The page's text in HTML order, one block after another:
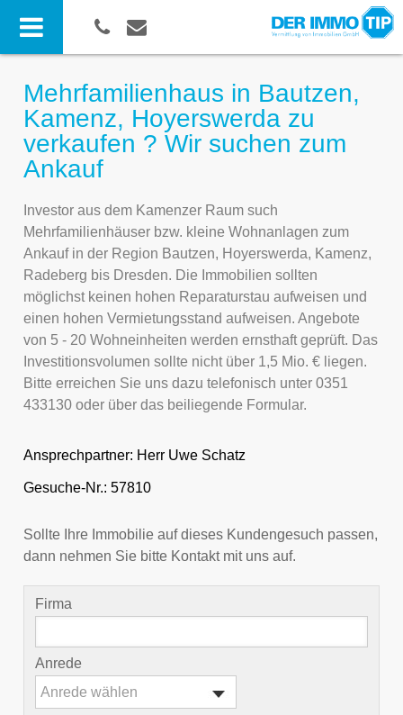
Mehrfamilienhaus in Bautzen,
Kamenz, Hoyerswerda zu
verkaufen ? Wir suchen zum
Ankauf
Investor aus dem Kamenzer Raum such
Mehrfamilienhäuser bzw. kleine Wohnanlagen zum
Ankauf in der Region Bautzen, Hoyerswerda, Kamenz,
Radeberg bis Dresden. Die Immobilien sollten
möglichst keinen hohen Reparaturstau aufweisen und
einen hohen Vermietungsstand aufweisen. Angebote
von 5 - 20 Wohneinheiten werden ernsthaft geprüft. Das
Investitionsvolumen sollte nicht über 1,5 Mio. € liegen.
Bitte erreichen Sie uns dazu telefonisch unter 0351
433130 oder über das beiliegende Formular.
Ansprechpartner: Herr Uwe Schatz
Gesuche-Nr.: 57810
Sollte Ihre Immobilie auf dieses Kundengesuch passen,
dann nehmen Sie bitte Kontakt mit uns auf.
Firma
Anrede
Anrede wählen